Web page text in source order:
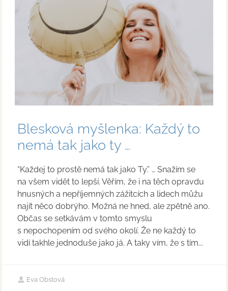
Blesková myšlenka: Každý to
nemá tak jako ty …
“Každej to prostě nemá tak jako Ty.” … Snažím se
na všem vidět to lepší. Věřím, že i na těch opravdu
hnusných a nepříjemných zážitcích a lidech můžu
najít něco dobrýho. Možná ne hned, ale zpětně ano.
Občas se setkávám v tomto smyslu
s nepochopením od svého okolí. Že ne každý to
vidí takhle jednoduše jako já. A taky vím, že s tím...
Eva Obstová